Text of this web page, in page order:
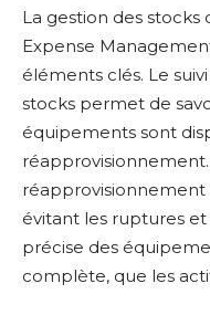
La gestion des stocks
Expense
éléments clés. Le
stocks permet de
équipements sont
réapprovisionnement.
évitant les ruptures et
précise des
complète, que les